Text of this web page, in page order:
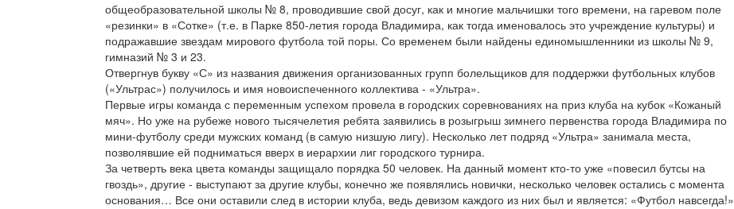
общеобразовательной школы № 8, проводившие свой досуг, как и многие мальчишки того времени, на гаревом поле
«резинки» в «Сотке» (т.е. в Парке 850-летия города Владимира, как тогда именовалось это учреждение культуры) и
подражавшие звездам мирового футбола той поры. Со временем были найдены единомышленники из школы № 9,
гимназий № 3 и 23.
Отвергнув букву «С» из названия движения организованных групп болельщиков для поддержки футбольных клубов
(«Ультрас») получилось и имя новоиспеченного коллектива - «Ультра».
Первые игры команда с переменным успехом провела в городских соревнованиях на приз клуба на кубок «Кожаный
мяч». Но уже на рубеже нового тысячелетия ребята заявились в розыгрыш зимнего первенства города Владимира по
мини-футболу среди мужских команд (в самую низшую лигу). Несколько лет подряд «Ультра» занимала места,
позволявшие ей подниматься вверх в иерархии лиг городского турнира.
За четверть века цвета команды защищало порядка 50 человек. На данный момент кто-то уже «повесил бутсы на
гвоздь», другие - выступают за другие клубы, конечно же появлялись новички, несколько человек остались с момента
основания… Все они оставили след в истории клуба, ведь девизом каждого из них был и является: «Футбол навсегда!»